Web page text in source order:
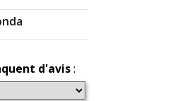
d'avis: